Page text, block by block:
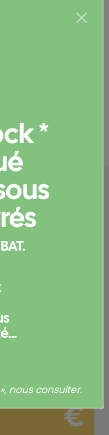
0,00
€
*
nous consulter.